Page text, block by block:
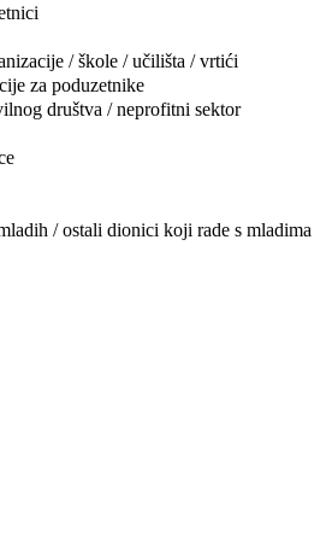
/ škole / učilišta / vrtići
za poduzetnike
društva / neprofitni sektor
/ ostali dionici koji rade s mladima